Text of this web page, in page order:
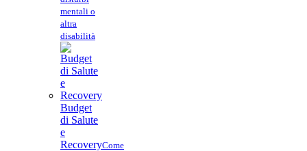
mentali o
altra
disabilità
Budget
di Salute
e
RecoveryCome